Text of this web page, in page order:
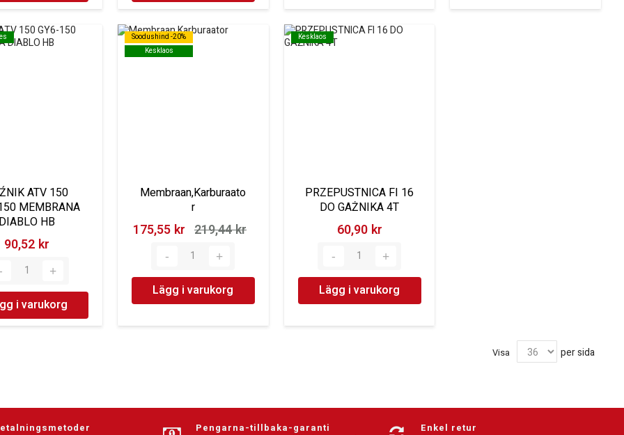
ATV 150
MEMBRANA
DIABLO HB
90,52 kr‎
i varukorg
Soodushind -20%
Kesklaos
Soodushind -20%
Kesklaos
Membraan,Karburaato
r
175,55 kr‎ 219,44 kr‎
Lägg i varukorg
Kesklaos
Kesklaos
PRZEPUSTNICA FI 16
DO GAŻNIKA 4T
60,90 kr‎
Lägg i varukorg
Visa per sida
Pengarna-tillbaka-garanti Enkel retur